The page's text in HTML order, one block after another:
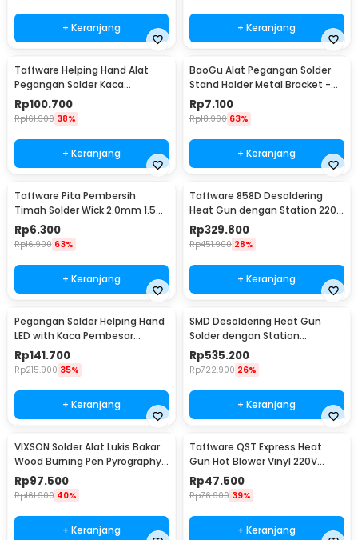
+ Keranjang + Keranjang
Taffware Helping Hand Alat
Pegangan Solder Kaca
Pembesar LED - MG16129-C
Rp100.700
Rp161.900 38%
+ Keranjang
BaoGu Alat Pegangan Solder
Stand Holder Metal Bracket -
DBL-X10
Rp7.100
Rp18.900 63%
+ Keranjang
Taffware Pita Pembersih
Timah Solder Wick 2.0mm 1.5M
- CP-2015
Rp6.300
Rp16.900 63%
+ Keranjang
Taffware 858D Desoldering
Heat Gun dengan Station 220V
750W
Rp329.800
Rp451.900 28%
+ Keranjang
Pegangan Solder Helping Hand
LED with Kaca Pembesar
Magnifier 3X/4.5X - TH-7023
Rp141.700
Rp215.900 35%
+ Keranjang
SMD Desoldering Heat Gun
Solder dengan Station
220V/700W - KS8586
Rp535.200
Rp722.900 26%
+ Keranjang
VIXSON Solder Alat Lukis Bakar
Wood Burning Pen Pyrography
60W 36 Set - CS-31 D
Rp97.500
Rp161.900 40%
+ Keranjang
Taffware QST Express Heat
Gun Hot Blower Vinyl 220V
300W - QST-220
Rp47.500
Rp76.900 39%
+ Keranjang